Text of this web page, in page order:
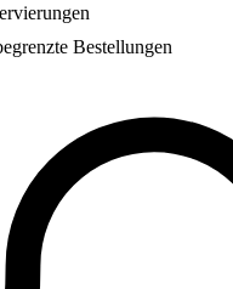
Bestellungen